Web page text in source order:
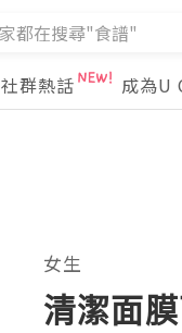
社群熱話 成為U
女生
清潔面